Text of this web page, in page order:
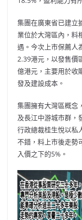
集團在廣東省已建立
業位於大灣區內，料
遇。今次上市保薦人
2.39港元，以發售價
億港元，主要用於收
發及建設成本。
集團擁有大灣區概念
及長江中游城市群，
行政總裁桂生悅以私
不錯，料上市後走勢
入價之下的5%。